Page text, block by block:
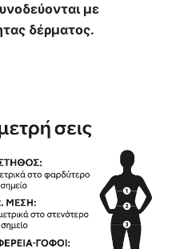
με
δέρματος.